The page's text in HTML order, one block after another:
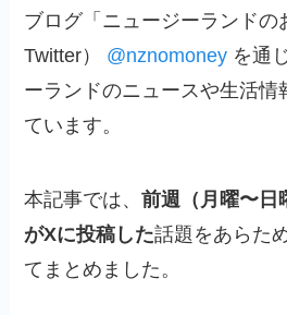
ブログ「ニュージーランドの
Twitter）
@nznomoney を通
ーランドのニュースや生活情
ています。
本記事では、前週（月曜〜日
がXに投稿した話題をあらた
てまとめました。